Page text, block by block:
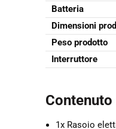
Batteria
Dimensioni
Peso prodotto
Interruttore
1x Rasoio